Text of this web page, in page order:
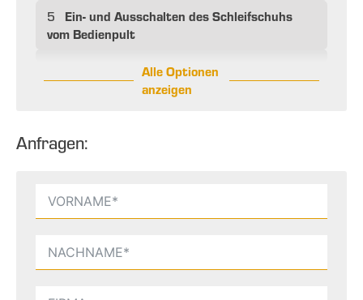
5
Ein- und Ausschalten des Schleifschuhs
vom Bedienpult
Alle Optionen
anzeigen
Anfragen: